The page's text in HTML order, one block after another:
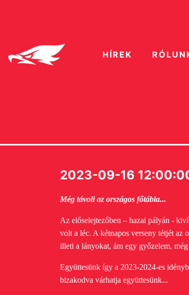
HÍREK
2023-09-16
Még távoli az országos főtábla...
Az előselejtezőben – hazai pályán -
volt a léc. A kétnapos verseny tétjét az
illeti a lányokat, ám egy győzelem,
Együttesünk így a 2023-2024-es
bizakodva várhatja együttesünk...